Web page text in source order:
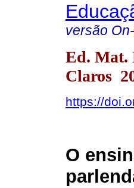
versão
Ed. Mat.
Claros
https://
O